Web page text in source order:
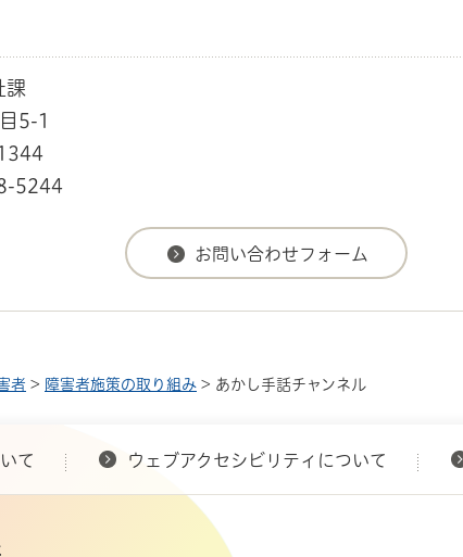
課
5-1
5244
者 > 障害者施策の取り組み > あかし手話チャンネル
て ウェブアクセシビリティについて